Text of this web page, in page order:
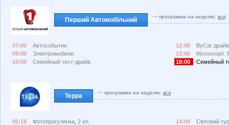
Перший Автомобільний программа на неделю: вся
07:00
Автособытие.
09:00
Электромобили.
10:00
Семейный тест-драйв.
12:00
ByCar
13:00
Мотоспорт.
18:00
Семейный
Терра программа на неделю: вся
05:18
Фотопрогулянка, 2 еп.
14:00
Світовий